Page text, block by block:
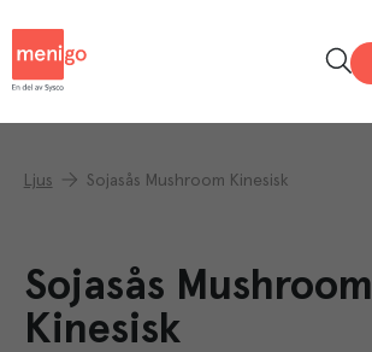
Ljus Sojasås Mushroom Kinesisk
Sojasås Mushroom
Kinesisk